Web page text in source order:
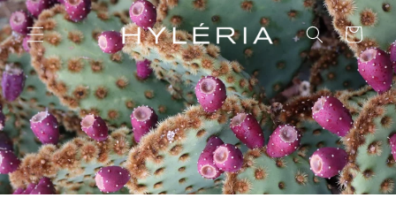
et
passer
au
contenu
Panier